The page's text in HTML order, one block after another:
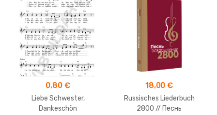
0,80 €
Liebe Schwester,
Dankeschön
18,00€
Russisches Liederbuch
2800 // Песнь